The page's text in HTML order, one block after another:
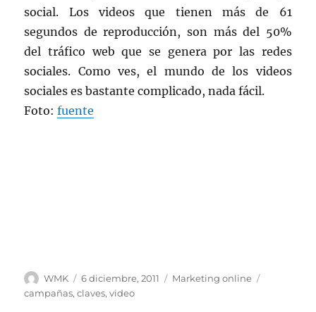
social. Los videos que tienen más de 61
segundos de reproducción, son más del 50%
del tráfico web que se genera por las redes
sociales. Como ves, el mundo de los videos
sociales es bastante complicado, nada fácil.
Foto:fuente
Autor
WMK
Publicado
el
6 diciembre, 2011 Categorías
Marketing online
campañas,claves,video